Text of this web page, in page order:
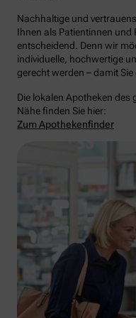
Nachhaltige und
Ihnen als Patientinnen
entscheidend. Denn wir
individuelle, hochwertige
gerecht werden – damit
Die lokalen Apotheken des
Nähe finden Sie hier:
Zum Apothekenfinder